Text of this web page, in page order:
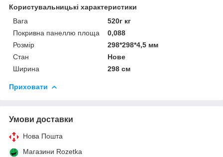
Користувальницькі характеристики
Вага
520г кг
Покривна панеллю площа
0,088
Розмір
298*298*4,5 мм
Стан
Нове
Ширина
298 см
Приховати
Умови доставки
Нова Пошта
Магазини Rozetka